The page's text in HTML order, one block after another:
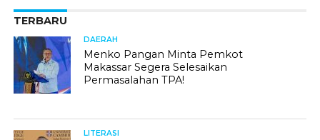
TERBARU
DAERAH
Menko Pangan Minta Pemkot
Makassar Segera Selesaikan
Permasalahan TPA!
LITERASI